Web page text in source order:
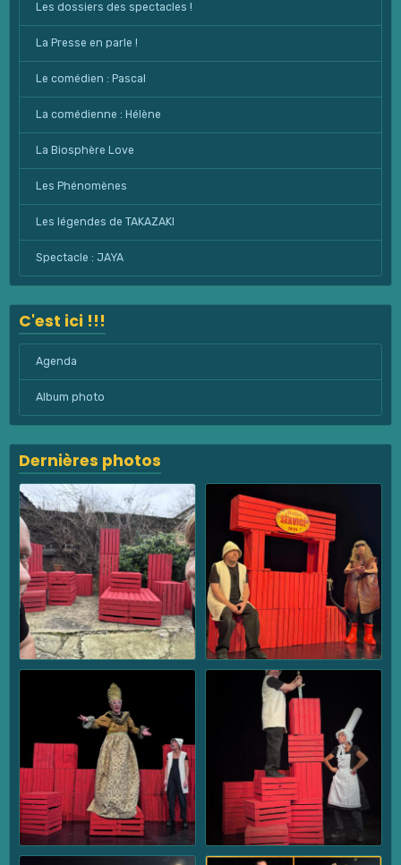
Les dossiers des spectacles !
La Presse en parle !
Le comédien : Pascal
La comédienne : Hélène
La Biosphère Love
Les Phénomènes
Les légendes de TAKAZAKI
Spectacle : JAYA
C'est ici !!!
Agenda
Album photo
Dernières photos